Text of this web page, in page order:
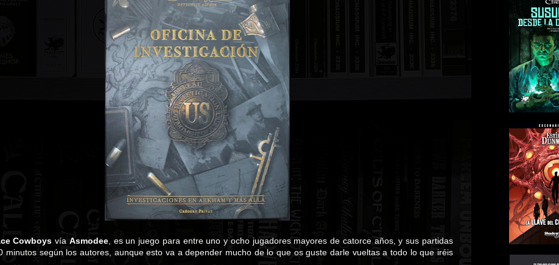
Cowboys vía Asmodee, es un juego para entre uno y ocho jugadores mayores de catorce años, y sus partidas
minutos según los autores, aunque esto va a depender mucho de lo que os guste darle vueltas a todo lo que iréis